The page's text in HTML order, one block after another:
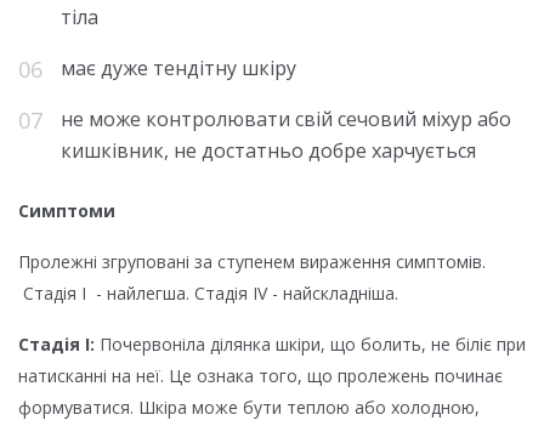
тіла
має дуже тендітну шкіру
не може контролювати свій сечовий міхур або
кишківник, не достатньо добре харчується
Симптоми
Пролежні згруповані за ступенем вираження симптомів.
Стадія I - найлегша. Стадія IV - найскладніша.
Стадія І: Почервоніла ділянка шкіри, що болить, не біліє при
натисканні на неї. Це ознака того, що пролежень починає
формуватися. Шкіра може бути теплою або холодною,